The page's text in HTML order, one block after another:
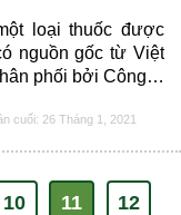
loại thuốc được
nguồn gốc từ Việt
phối bởi Công ty
trị......
cuối: 26 Tháng 1, 2021
10 11 12